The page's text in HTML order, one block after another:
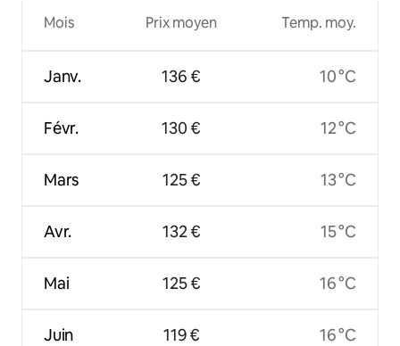
Mois
Janv.
Févr.
Mars
Avr.
Mai
Juin
Prix moyen
136 €
130 €
125 €
132 €
125 €
119 €
Temp. moy.
10 °C
12 °C
13 °C
15 °C
16 °C
16 °C